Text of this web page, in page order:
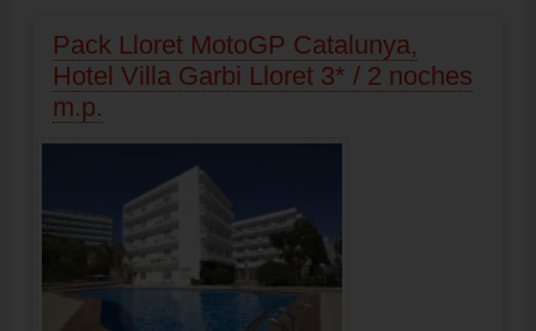
Pack Lloret MotoGP Catalunya,
Hotel Villa Garbi Lloret 3* / 2 noches
m.p.